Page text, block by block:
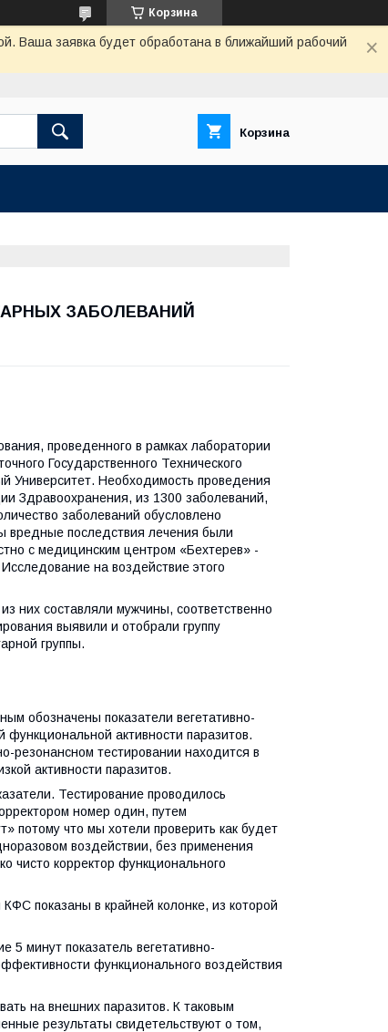
Корзина
Ваша заявка будет обработана в ближайший рабочий
Корзина
ЗАБОЛЕВАНИЙ
проведенного в рамках лаборатории
Государственного Технического
Университет. Необходимость проведения
Здравоохранения, из 1300 заболеваний,
заболеваний обусловлено
вредные последствия лечения были
с медицинским центром «Бехтерев» -
на воздействие этого
них составляли мужчины, соответственно
выявили и отобрали группу
группы.
обозначены показатели вегетативно-
активности паразитов.
резонансном тестировании находится в
активности паразитов.
Тестирование проводилось
номер один, путем
потому что мы хотели проверить как будет
воздействии, без применения
чисто корректор функционального
показаны в крайней колонке, из которой
минут показатель вегетативно-
функционального воздействия
на внешних паразитов. К таковым
результаты свидетельствуют о том,